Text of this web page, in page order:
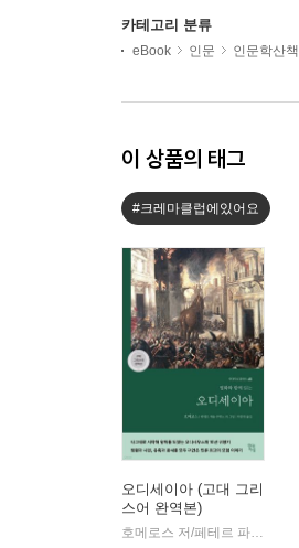
카테고리 분류
eBook 인문 인문학산책
이 상품의 태그
#크레마클럽에있어요
오디세이아 (고대 그리
스어 완역본)